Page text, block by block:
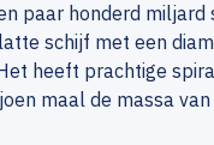
paar honderd
schijf met een
heeft prachtige
maal de massa van